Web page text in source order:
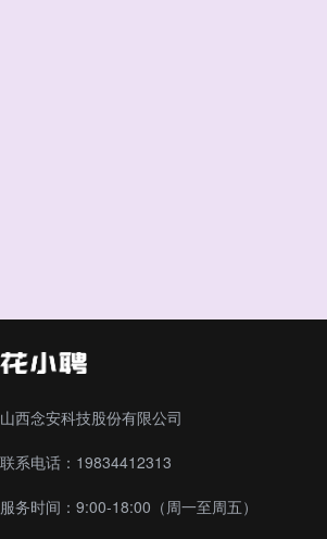
山西念安科技股份有限公司
联系电话：19834412313
服务时间：9:00-18:00（周一至周五）